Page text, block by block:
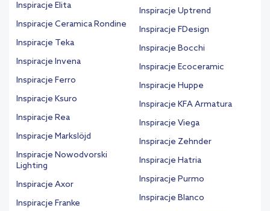
Inspiracje Elita
Inspiracje Ceramica Rondine
Inspiracje Teka
Inspiracje Invena
Inspiracje Ferro
Inspiracje Ksuro
Inspiracje Rea
Inspiracje Markslöjd
Inspiracje Nowodvorski
Lighting
Inspiracje Axor
Inspiracje Franke
Inspiracje Uptrend
Inspiracje FDesign
Inspiracje Bocchi
Inspiracje Ecoceramic
Inspiracje Huppe
Inspiracje KFA Armatura
Inspiracje Viega
Inspiracje Zehnder
Inspiracje Hatria
Inspiracje Purmo
Inspiracje Blanco